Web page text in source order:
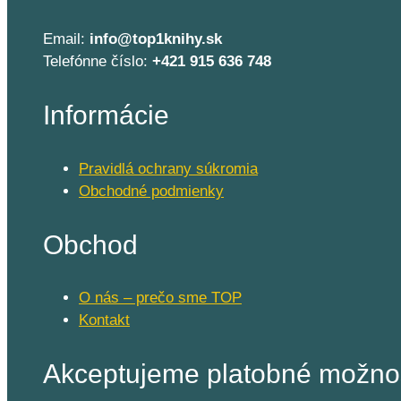
Email: info@top1knihy.sk
Telefónne číslo: +421 915 636 748
Informácie
Pravidlá ochrany súkromia
Obchodné podmienky
Obchod
O nás – prečo sme TOP
Kontakt
Akceptujeme platobné